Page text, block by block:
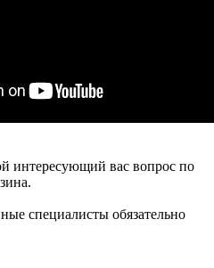
интересующий вас вопрос по
специалисты обязательно